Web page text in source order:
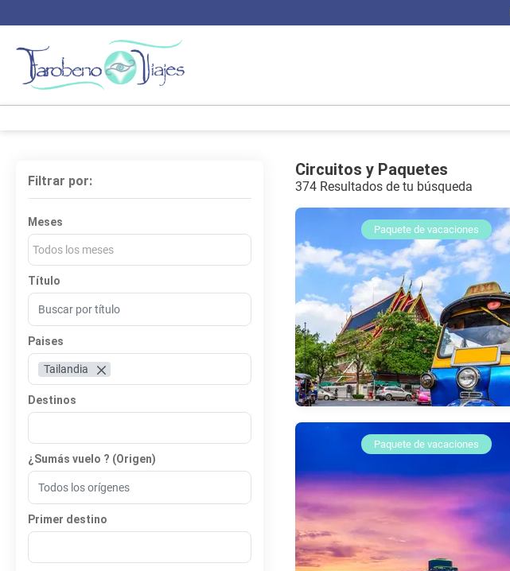
Filtrar por:
Meses
Todos los meses
Título
Paises
Tailandia
Destinos
¿Sumás vuelo ? (Origen)
Primer destino
Circuitos y Paquetes
374 Resultados de tu búsqueda
Paquete de vacaciones
Paquete de vacaciones